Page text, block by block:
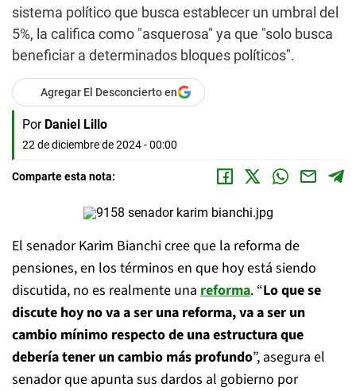
sistema político que busca establecer un umbral del
5%, la califica como "asquerosa" ya que "solo busca
beneficiar a determinados bloques políticos".
Agregar El Desconcierto en
Por Daniel Lillo
22 de diciembre de 2024 - 00:00
Comparte esta nota:
El senador Karim Bianchi cree que la reforma de
pensiones, en los términos en que hoy está siendo
discutida, no es realmente una reforma. “Lo que se
discute hoy no va a ser una reforma, va a ser un
cambio mínimo respecto de una estructura que
debería tener un cambio más profundo”, asegura el
senador que apunta sus dardos al gobierno por